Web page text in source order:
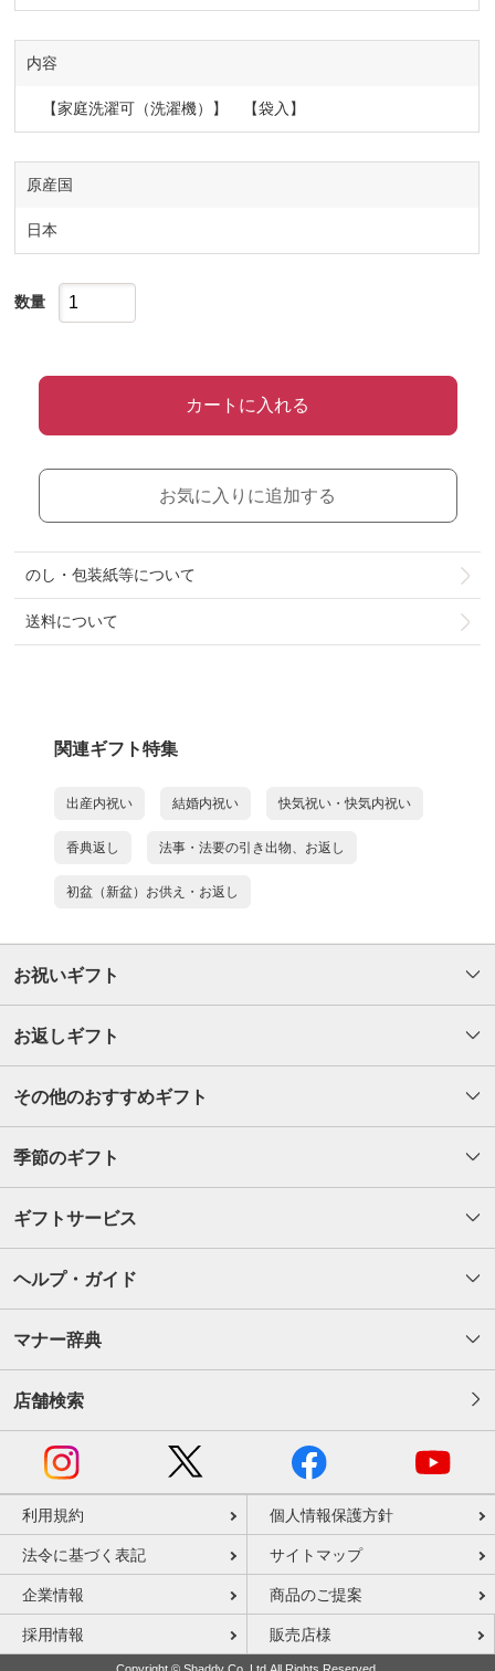
内容
【家庭洗濯可（洗濯機）】 【袋入】
原産国
日本
数量
カートに入れる
お気に入りに追加する
のし・包装紙等について
送料について
関連ギフト特集
出産内祝い 結婚内祝い 快気祝い・快気内祝い
香典返し 法事・法要の引き出物、お返し
初盆（新盆）お供え・お返し
お祝いギフト
お返しギフト
その他のおすすめギフト
季節のギフト
ギフトサービス
ヘルプ・ガイド
マナー辞典
店舗検索
利用規約 個人情報保護方針
法令に基づく表記 サイトマップ
企業情報 商品のご提案
採用情報 販売店様